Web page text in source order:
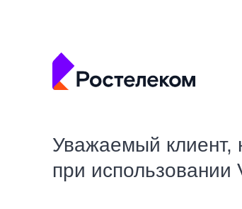
Уважаемый клиент,
при использовании